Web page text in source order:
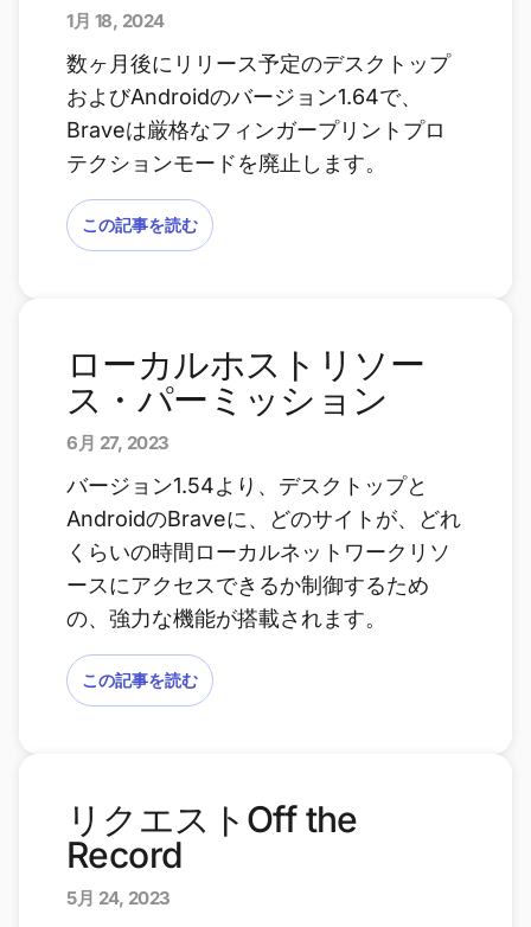
1月 18, 2024
数ヶ月後にリリース予定のデスクトップ
およびAndroidのバージョン1.64で、
Braveは厳格なフィンガープリントプロ
テクションモードを廃止します。
この記事を読む
ローカルホストリソー
ス・パーミッション
6月 27, 2023
バージョン1.54より、デスクトップと
AndroidのBraveに、どのサイトが、どれ
くらいの時間ローカルネットワークリソ
ースにアクセスできるか制御するため
の、強力な機能が搭載されます。
この記事を読む
リクエストOff the
Record
5月 24, 2023